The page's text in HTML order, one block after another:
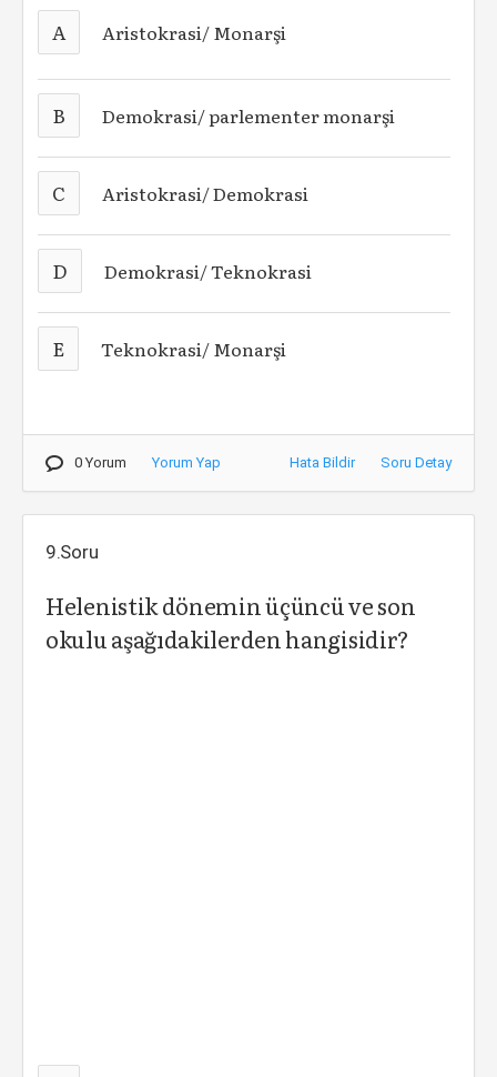
A Aristokrasi/ Monarşi
B Demokrasi/ parlementer monarşi
C Aristokrasi/ Demokrasi
D Demokrasi/ Teknokrasi
E Teknokrasi/ Monarşi
0 Yorum Yorum Yap Hata Bildir Soru Detay
9.Soru
Helenistik dönemin üçüncü ve son
okulu aşağıdakilerden hangisidir?